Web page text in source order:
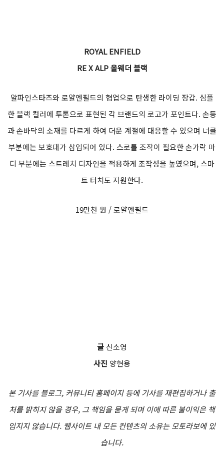
ROYAL ENFIELD
RE X ALP 올웨더 블랙
알파인스타즈와 로얄엔필드의 협업으로 탄생한 라이딩 장갑. 심플
한 블랙 컬러에 투톤으로 표현된 각 브랜드의 로고가 포인트다. 손등
과 손바닥의 소재를 다르게 하여 더운 계절에 대응할 수 있으며 너클
부분에는 보호대가 삽입되어 있다. 스로틀 조작이 필요한 손가락 마
디 부분에는 스트레치 디자인을 적용하게 조작성을 높였으며, 스마
트 터치도 지원한다.
19만천 원 / 로얄엔필드
글 신소영
사진 양현용
본 기사를 블로그, 커뮤니티 홈페이지 등에 기사를 재편집하거나 출
처를 밝히지 않을 경우, 그 책임을 묻게 되며 이에 따른 불이익은 책
임지지 않습니다. 웹사이트 내 모든 컨텐츠의 소유는 모토라보에 있
습니다.